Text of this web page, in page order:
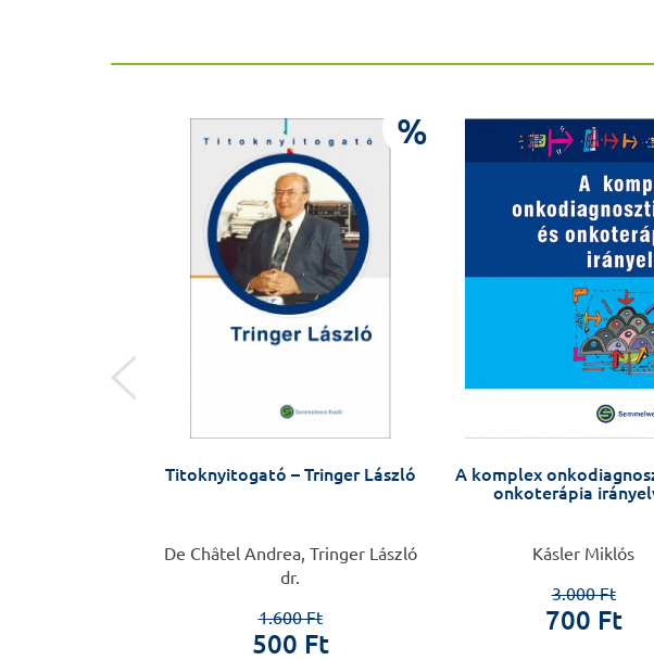
%
Titoknyitogató – Tringer László
De Châtel Andrea, Tringer László
dr.
1.600 Ft
500 Ft
A komplex
onkoterápia
Kásler Miklós
3.000 Ft
700 Ft